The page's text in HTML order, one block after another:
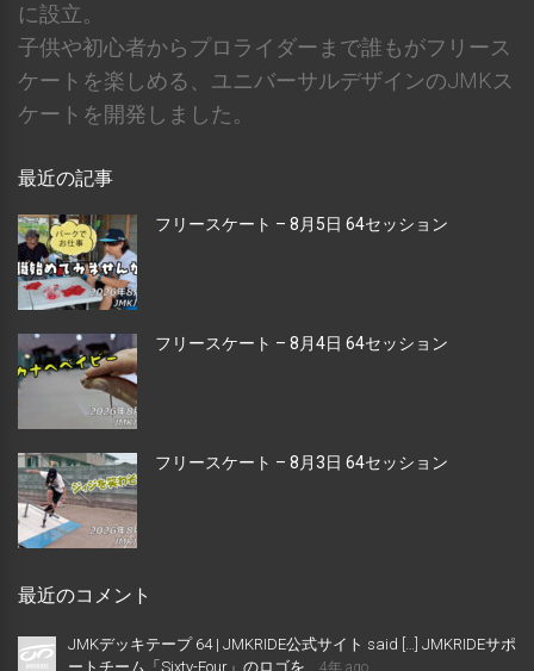
に設立。
子供や初心者からプロライダーまで誰もがフリース
ケートを楽しめる、ユニバーサルデザインのJMKス
ケートを開発しました。
最近の記事
フリースケート – 8月5日 64セッション
フリースケート – 8月4日 64セッション
フリースケート – 8月3日 64セッション
最近のコメント
JMKデッキテープ 64 | JMKRIDE公式サイト said […] JMKRIDEサポ
ートチーム「Sixty-Four」のロゴを...
4年 ago